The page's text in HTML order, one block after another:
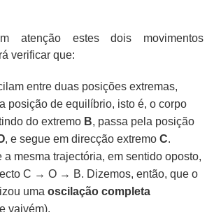
atenção estes dois movimentos
verificar que:
entre duas posições extremas,
posição de equilíbrio, isto é, o corpo
do extremo B, passa pela posição
, e segue em direcção extremo C.
a mesma trajectória, em sentido oposto,
C → O → B. Dizemos, então, que o
uma oscilação completa
vaivém).